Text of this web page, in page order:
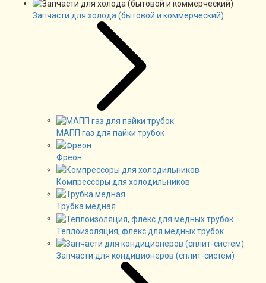
Запчасти для холода (бытовой и коммерческий)
МАПП газ для пайки трубок
Фреон
Компрессоры для холодильников
Трубка медная
Теплоизоляция, флекс для медных трубок
Запчасти для кондиционеров (сплит-систем)